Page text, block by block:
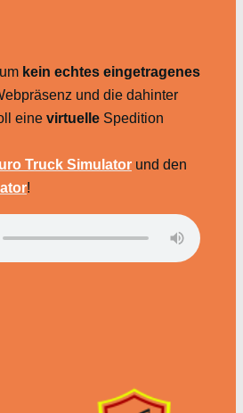
kein echtes eingetragenes
und die dahinter
eine virtuelle Spedition
Truck Simulator und den
!